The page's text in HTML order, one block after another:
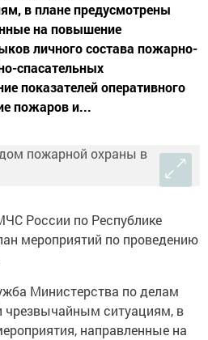
в плане предусмотрены
на повышение
личного состава пожарно-
спасательных
показателей оперативного
пожаров и...
России по Республике
мероприятий по проведению
Министерства по делам
чрезвычайным ситуациям, в
направленные на